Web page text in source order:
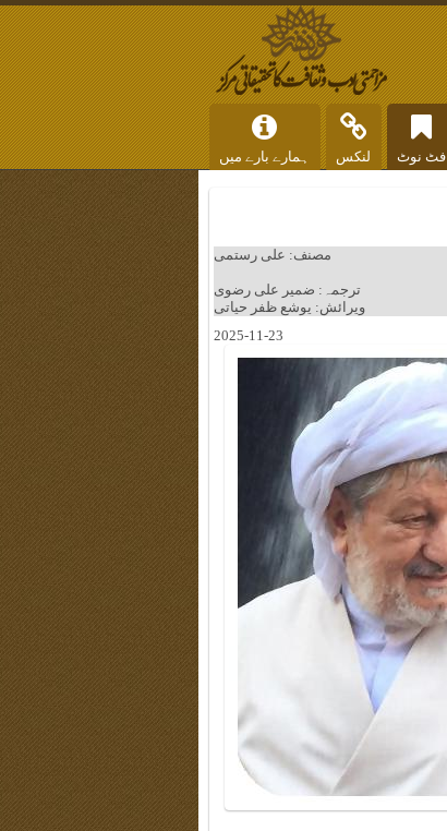
فٹ نوٹ لنکس ہمارے بارے میں
مصنف: علی رستمی
ترجمہ: ضمیر علی رضوی
ویرائش: یوشع ظفر حیاتی
2025-11-23